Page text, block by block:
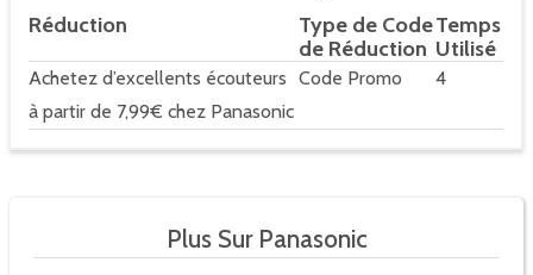
Réduction
Type de Code
de Réduction
Temps
Utilisé
Achetez d’excellents écouteurs
à partir de 7,99€ chez Panasonic
Code Promo 4
Plus Sur Panasonic